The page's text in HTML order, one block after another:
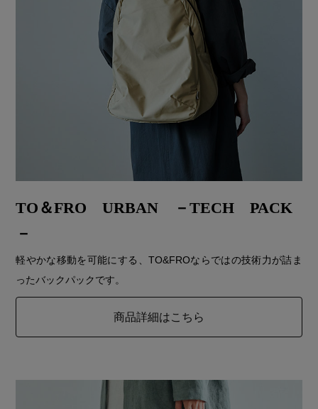
TO＆FRO URBAN －TECH PACK
－
軽やかな移動を可能にする、TO&FROならではの技術力が詰ま
ったバックパックです。
商品詳細はこちら